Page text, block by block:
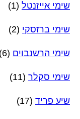
שימי אייזנטל (1)
שימי ברזסקי (2)
שימי הרשנבוים (6)
שימי סקלר (11)
שיע פריד (17)